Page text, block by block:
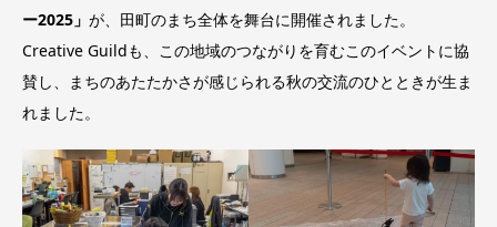
ー2025」 が、田町のまち全体を舞台に開催されました。
Creative Guildも、この地域のつながりを育むこのイベントに協
賛し、まちのあたたかさが感じられる秋の交流のひとときが生ま
れました。